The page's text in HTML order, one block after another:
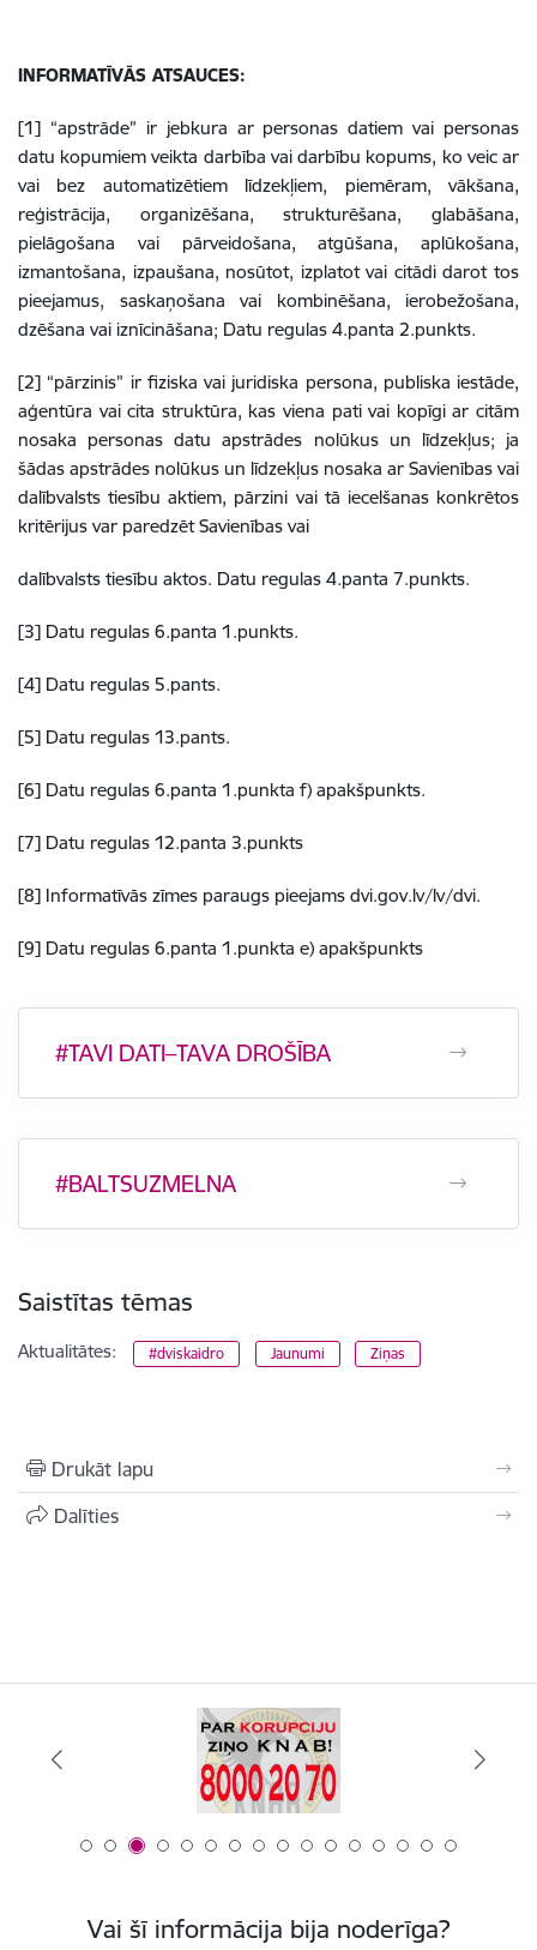
INFORMATĪVĀS ATSAUCES:
[1] “apstrāde” ir jebkura ar personas datiem vai personas
datu kopumiem veikta darbība vai darbību kopums, ko veic ar
vai bez automatizētiem līdzekļiem, piemēram, vākšana,
reģistrācija, organizēšana, strukturēšana, glabāšana,
pielāgošana vai pārveidošana, atgūšana, aplūkošana,
izmantošana, izpaušana, nosūtot, izplatot vai citādi darot tos
pieejamus, saskaņošana vai kombinēšana, ierobežošana,
dzēšana vai iznīcināšana; Datu regulas 4.panta 2.punkts.
[2] “pārzinis” ir fiziska vai juridiska persona, publiska iestāde,
aģentūra vai cita struktūra, kas viena pati vai kopīgi ar citām
nosaka personas datu apstrādes nolūkus un līdzekļus; ja
šādas apstrādes nolūkus un līdzekļus nosaka ar Savienības vai
dalībvalsts tiesību aktiem, pārzini vai tā iecelšanas konkrētos
kritērijus var paredzēt Savienības vai
dalībvalsts tiesību aktos. Datu regulas 4.panta 7.punkts.
[3] Datu regulas 6.panta 1.punkts.
[4] Datu regulas 5.pants.
[5] Datu regulas 13.pants.
[6] Datu regulas 6.panta 1.punkta f) apakšpunkts.
[7] Datu regulas 12.panta 3.punkts
[8] Informatīvās zīmes paraugs pieejams dvi.gov.lv/lv/dvi.
[9] Datu regulas 6.panta 1.punkta e) apakšpunkts
#TAVI DATI–TAVA DROŠĪBA
#BALTSUZMELNA
Saistītas tēmas
Aktualitātes: #dviskaidro Jaunumi Ziņas
Drukāt lapu
Dalīties
Vai šī informācija bija noderīga?